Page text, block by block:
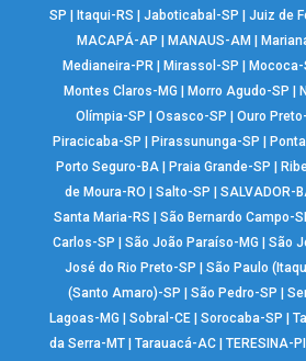
SP
Itaqui-RS |Jaboticabal-SP |Juiz de
MACAPÁ-AP
MANAUS-AM
Medianeira-PR
Mirassol-SP Mococa-
Montes Claros-MG
Morro Agudo-SP
Olímpia-SP
|Osasco-SP |Ouro
Piracicaba-SP
Pirassununga-SP
Porto Seguro-BA| Praia Grande-SP
de Moura-RO
|Salto-SP |SALVADOR-
Santa Maria-RS
São Bernardo Campo-
Carlos-SP
São João Paraíso-MG São
José do Rio Preto-SP
São Paulo
(Santo Amaro)-SP
São Pedro-SP
Lagoas-MG
|Sobral-CE |Sorocaba-SP |
da Serra-MT| Tarauacá-AC| TERESINA-PI